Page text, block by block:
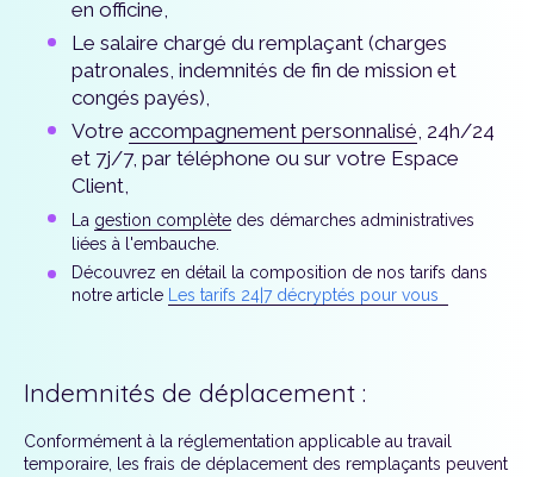
en officine,
Le salaire chargé du remplaçant (charges
patronales, indemnités de fin de mission et
congés payés),
Votre accompagnement personnalisé, 24h/24
et 7j/7, par téléphone ou sur votre Espace
Client,
La gestion complète des démarches administratives
liées à l'embauche.
Découvrez en détail la composition de nos tarifs dans
notre article
Les tarifs 24|7 décryptés pour vous
Indemnités de déplacement :
Conformément à la réglementation applicable au travail
temporaire, les frais de déplacement des remplaçants peuvent